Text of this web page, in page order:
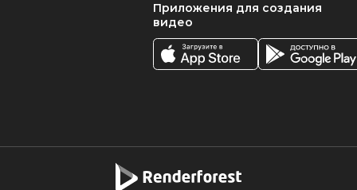
Приложения для создания
видео